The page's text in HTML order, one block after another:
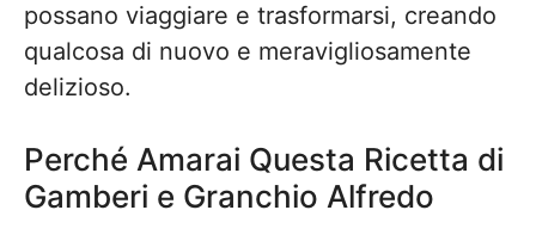
possano viaggiare e trasformarsi, creando
qualcosa di nuovo e meravigliosamente
delizioso.
Perché Amarai Questa Ricetta di
Gamberi e Granchio Alfredo